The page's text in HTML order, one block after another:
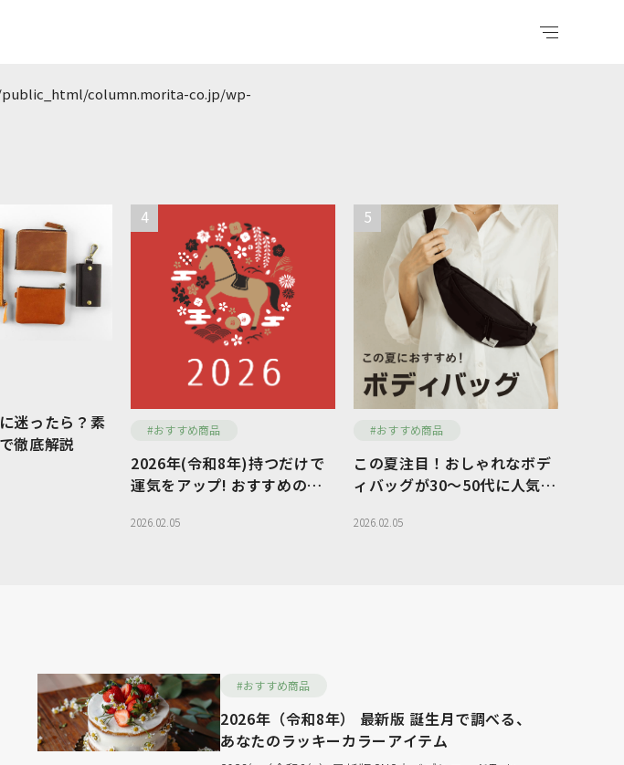
グ
IDケース
ブランドから探す
column.morita-co.jp/wp-
迷ったら？素
徹底解説
4
#おすすめ商品
2026年(令和8年)持つだけで
運気をアップ! おすすめの財
2026.02.05
5
#おすすめ商品
この夏注目！おしゃれなボデ
ィバッグが30〜50代に人気の
2026.02.05
#おすすめ商品
2026年（令和8年） 最新版 誕生月で調べる、
あなたのラッキーカラーアイテム